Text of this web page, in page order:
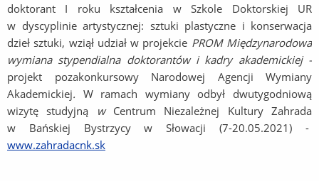
doktorant I roku kształcenia w Szkole Doktorskiej UR
w dyscyplinie artystycznej: sztuki plastyczne i konserwacja
dzieł sztuki, wziął udział w projekcie PROM Międzynarodowa
wymiana stypendialna doktorantów i kadry akademickiej -
projekt pozakonkursowy Narodowej Agencji Wymiany
Akademickiej. W ramach wymiany odbył dwutygodniową
wizytę studyjną w Centrum Niezależnej Kultury Zahrada
w Bańskiej Bystrzycy w Słowacji (7-20.05.2021) -
www.zahradacnk.sk